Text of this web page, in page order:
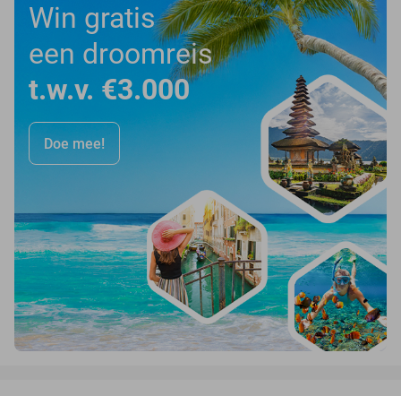
Win gratis
een droomreis
t.w.v. €3.000
Doe mee!